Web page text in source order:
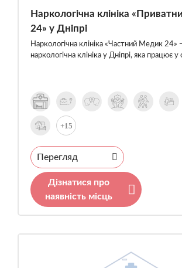
Наркологічна клініка
24» у Дніпрі
Наркологічна клініка «Частний Медик 24»
наркологічна клініка у Дніпрі, яка працює
+15
Перегляд
Дізнатися про
наявність місць